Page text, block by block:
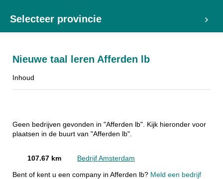
Selecteer provincie
Nieuwe taal leren Afferden lb
Inhoud
Geen bedrijven gevonden in "Afferden lb". Kijk hieronder voor
plaatsen in de buurt van "Afferden lb".
107.67 km Bedrijf Amsterdam
Bent of kent u een company in Afferden lb? Meld een bedrijf